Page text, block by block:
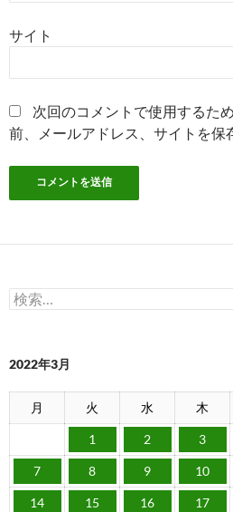
サイト
次回のコメントで使用するた
前、メールアドレス、サイトを保
検
索:
2022年3月
月 火 水 木
1 2 3
7 8 9 10
14 15 16 17